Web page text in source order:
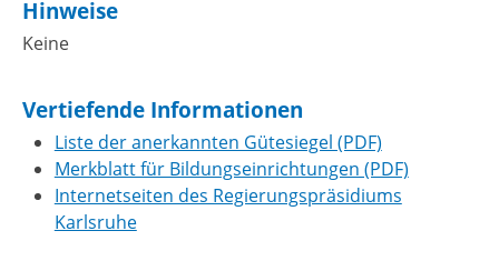
Hinweise
Keine
Vertiefende Informationen
Liste der anerkannten Gütesiegel (PDF)
Merkblatt für Bildungseinrichtungen (PDF)
Internetseiten des Regierungspräsidiums
Karlsruhe